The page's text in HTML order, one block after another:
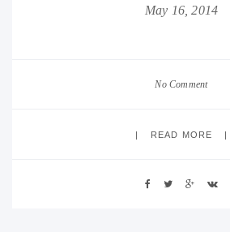
May 16, 2014
No Comment
READ MORE